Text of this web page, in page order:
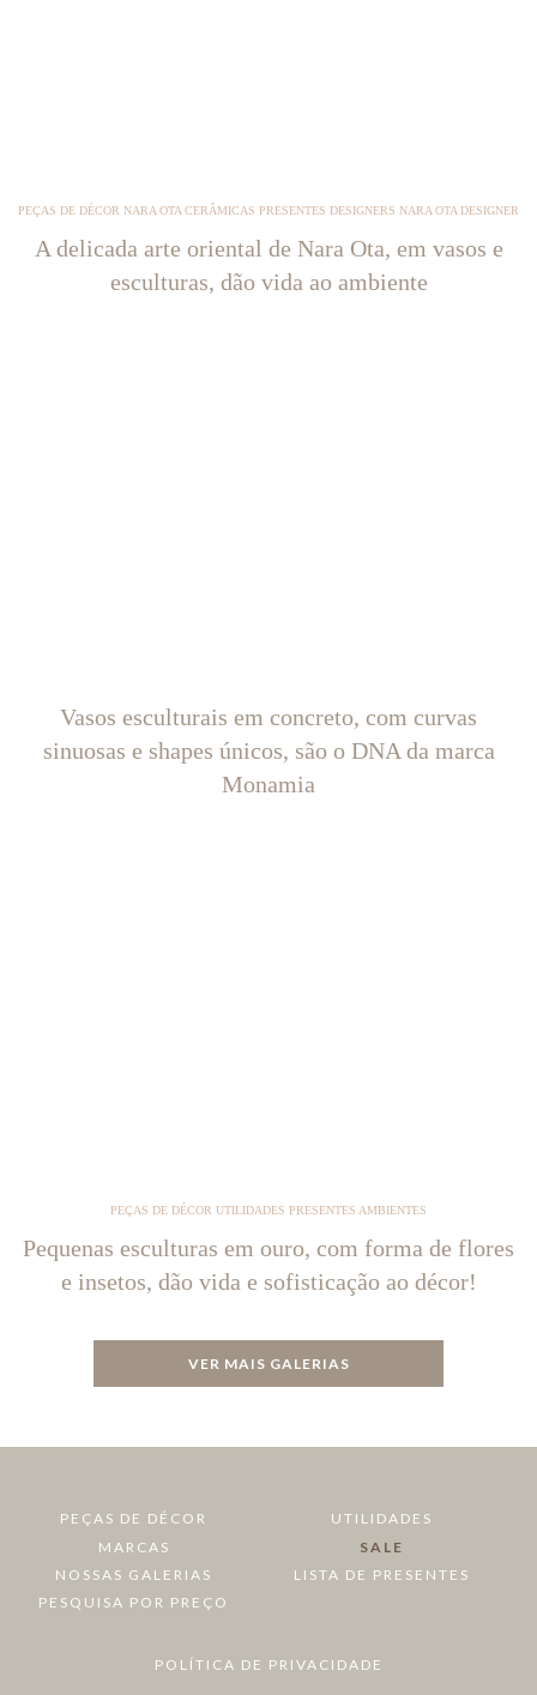
PEÇAS DE DÉCOR NARA OTA CERÂMICAS PRESENTES DESIGNERS NARA OTA DESIGNER
A delicada arte oriental de Nara Ota, em vasos e
esculturas, dão vida ao ambiente
Vasos esculturais em concreto, com curvas
sinuosas e shapes únicos, são o DNA da marca
Monamia
PEÇAS DE DÉCOR UTILIDADES PRESENTES AMBIENTES
Pequenas esculturas em ouro, com forma de flores
e insetos, dão vida e sofisticação ao décor!
VER MAIS GALERIAS
PEÇAS DE DÉCOR
UTILIDADES
MARCAS
SALE
NOSSAS GALERIAS
LISTA DE PRESENTES
PESQUISA POR PREÇO
POLÍTICA DE PRIVACIDADE